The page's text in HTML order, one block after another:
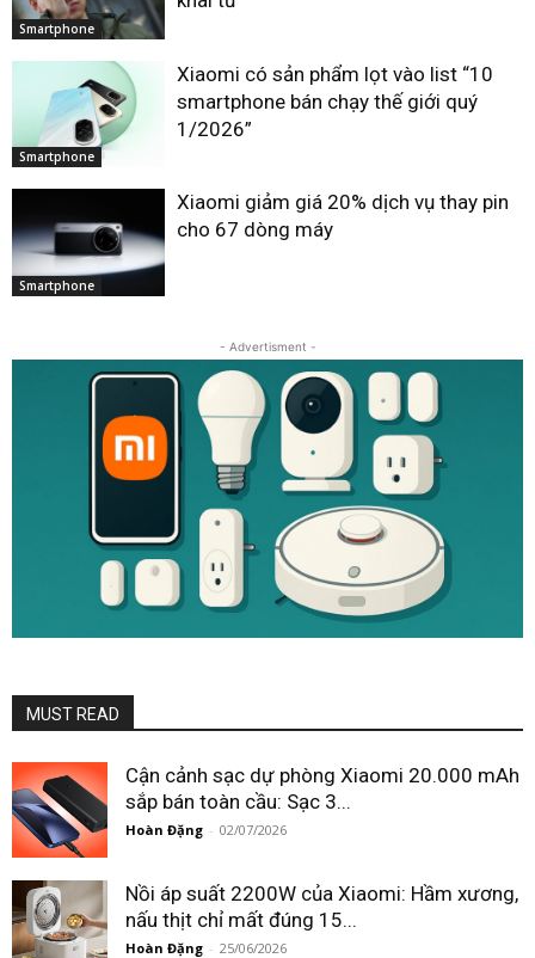
Smartphone
Smartphone
Xiaomi có sản phẩm lọt vào list “10
smartphone bán chạy thế giới quý
1/2026”
Smartphone
Xiaomi giảm giá 20% dịch vụ thay pin
cho 67 dòng máy
- Advertisment -
MUST READ
Cận cảnh sạc dự phòng Xiaomi 20.000 mAh
sắp bán toàn cầu: Sạc 3...
Hoàn Đặng - 02/07/2026
Nồi áp suất 2200W của Xiaomi: Hầm xương,
nấu thịt chỉ mất đúng 15...
Hoàn Đặng - 25/06/2026